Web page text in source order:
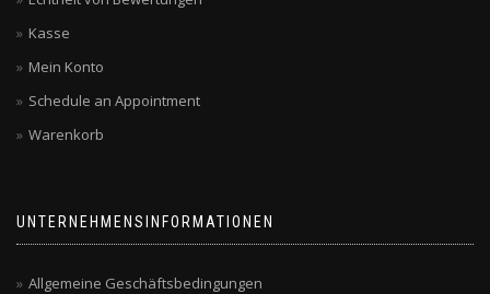
Kasse
Mein Konto
Schedule an Appointment
Warenkorb
UNTERNEHMENSINFORMATIONEN
Allgemeine Geschäftsbedingungen